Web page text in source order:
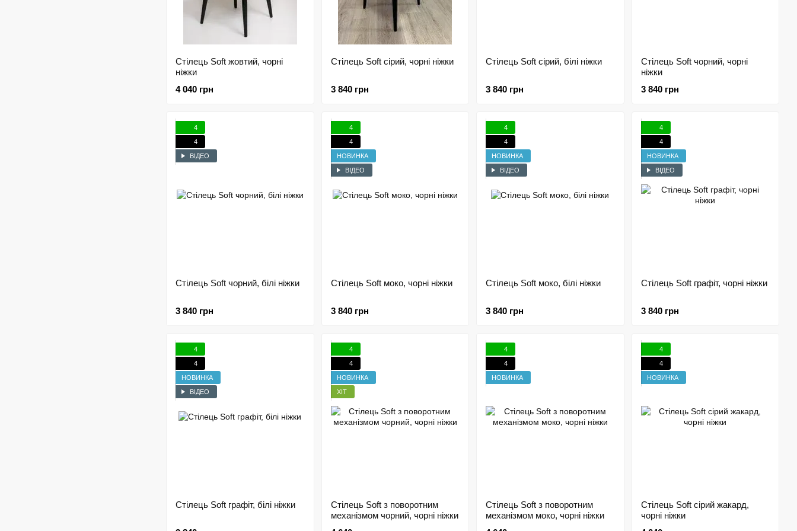
Стілець Soft жовтий, чорні
ніжки
4 040 грн
Стілець Soft сірий, чорні ніжки
3 840 грн
Стілець Soft сірий, білі ніжки
3 840 грн
Стілець Soft чорний, чорні
ніжки
3 840 грн
4
4
ВІДЕО
Стілець Soft чорний, білі ніжки
3 840 грн
4
4
НОВИНКА
ВІДЕО
Стілець Soft моко, чорні ніжки
3 840 грн
4
4
НОВИНКА
ВІДЕО
Стілець Soft моко, білі ніжки
3 840 грн
4
4
НОВИНКА
ВІДЕО
Стілець Soft графіт, чорні ніжки
3 840 грн
4
4
НОВИНКА
ВІДЕО
Стілець Soft графіт, білі ніжки
4
4
НОВИНКА
ХІТ
Стілець Soft з поворотним
механізмом чорний, чорні ніжки
4
4
НОВИНКА
Стілець Soft з поворотним
механізмом моко, чорні ніжки
4
4
НОВИНКА
Стілець Soft сірий жакард,
чорні ніжки